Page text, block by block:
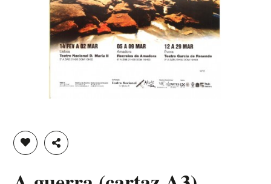
ADICIONAR À LISTA DE DESEJOS
PARTILHAR